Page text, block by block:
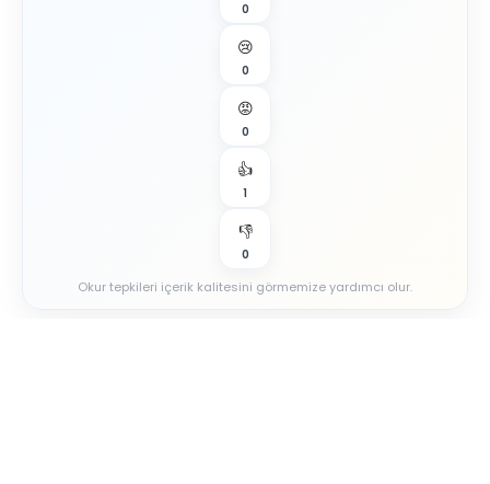
0
😢
0
😡
0
👍
1
👎
0
Okur tepkileri içerik kalitesini görmemize yardımcı olur.